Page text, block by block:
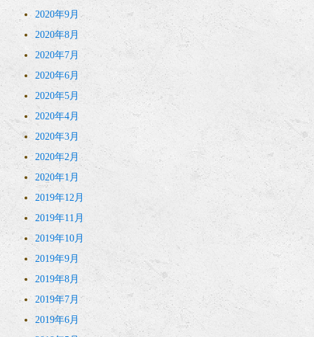
2020年9月
2020年8月
2020年7月
2020年6月
2020年5月
2020年4月
2020年3月
2020年2月
2020年1月
2019年12月
2019年11月
2019年10月
2019年9月
2019年8月
2019年7月
2019年6月